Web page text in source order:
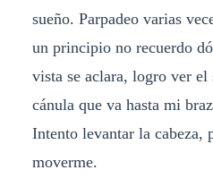
sueño. Parpadeo varias
un principio no recuerdo
vista se aclara, logro ver el
cánula que va hasta mi
Intento levantar la cabeza,
moverme.